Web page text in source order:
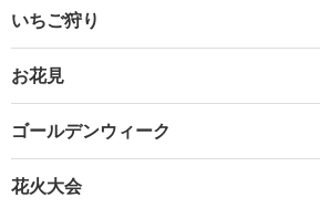
いちご狩り
お花見
ゴールデンウィーク
花火大会